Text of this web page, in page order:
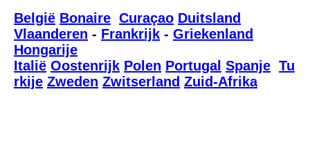
België Bonaire Curaçao Duitsland
Vlaanderen - Frankrijk - Griekenland
Hongarije
Italië Oostenrijk Polen Portugal Spanje Tu
rkije Zweden Zwitserland Zuid-Afrika